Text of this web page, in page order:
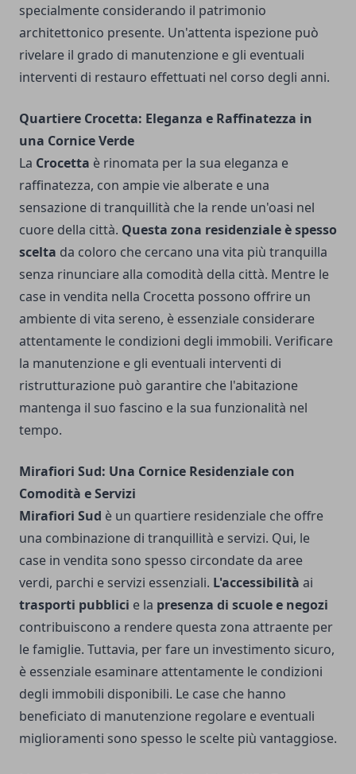
specialmente considerando il patrimonio
architettonico presente. Un'attenta ispezione può
rivelare il grado di manutenzione e gli eventuali
interventi di restauro effettuati nel corso degli anni.
Quartiere Crocetta: Eleganza e Raffinatezza in
una Cornice Verde
La Crocetta è rinomata per la sua eleganza e
raffinatezza, con ampie vie alberate e una
sensazione di tranquillità che la rende un'oasi nel
cuore della città. Questa zona residenziale è spesso
scelta da coloro che cercano una vita più tranquilla
senza rinunciare alla comodità della città. Mentre le
case in vendita nella Crocetta possono offrire un
ambiente di vita sereno, è essenziale considerare
attentamente le condizioni degli immobili. Verificare
la manutenzione e gli eventuali interventi di
ristrutturazione può garantire che l'abitazione
mantenga il suo fascino e la sua funzionalità nel
tempo.
Mirafiori Sud: Una Cornice Residenziale con
Comodità e Servizi
Mirafiori Sud è un quartiere residenziale che offre
una combinazione di tranquillità e servizi. Qui, le
case in vendita sono spesso circondate da aree
verdi, parchi e servizi essenziali. L'accessibilità ai
trasporti pubblici e la presenza di scuole e negozi
contribuiscono a rendere questa zona attraente per
le famiglie. Tuttavia, per fare un investimento sicuro,
è essenziale esaminare attentamente le condizioni
degli immobili disponibili. Le case che hanno
beneficiato di manutenzione regolare e eventuali
miglioramenti sono spesso le scelte più vantaggiose.